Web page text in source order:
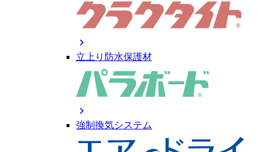
chevron_right
立上り防水保護材
chevron_right
強制換気システム